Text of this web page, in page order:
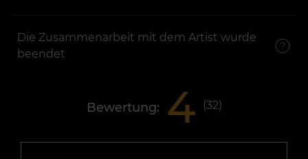
Die Zusammenarbeit mit dem Artist wurde
beendet
Bewertung: 4 (32)